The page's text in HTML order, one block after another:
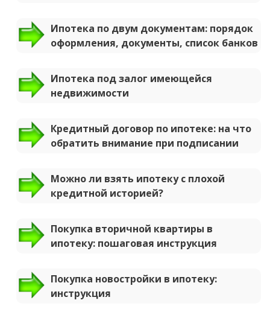
Ипотека по двум документам: порядок
оформления, документы, список банков
Ипотека под залог имеющейся
недвижимости
Кредитный договор по ипотеке: на что
обратить внимание при подписании
Можно ли взять ипотеку с плохой
кредитной историей?
Покупка вторичной квартиры в
ипотеку: пошаговая инструкция
Покупка новостройки в ипотеку:
инструкция